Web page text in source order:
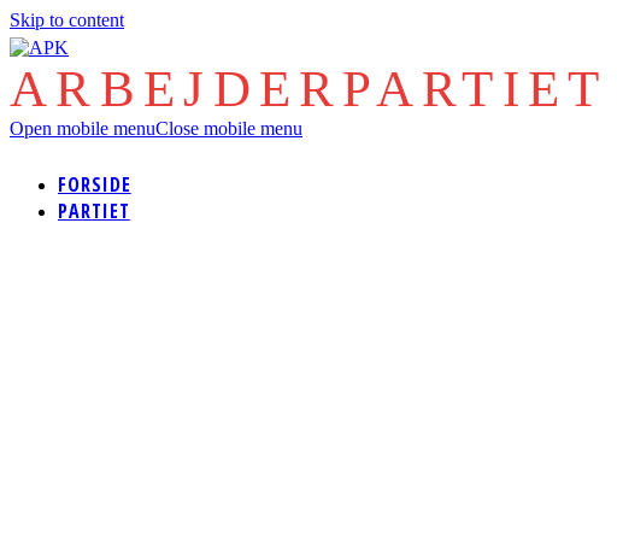
Skip to content
Open mobile menuClose mobile menu
FORSIDE
PARTIET